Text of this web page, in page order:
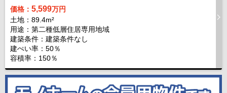
価格： 5,599万円
土地：89.4m²
用途：第二種低層住居専用地域
建築条件： 建築条件なし
建ぺい率：50％
容積率：150％